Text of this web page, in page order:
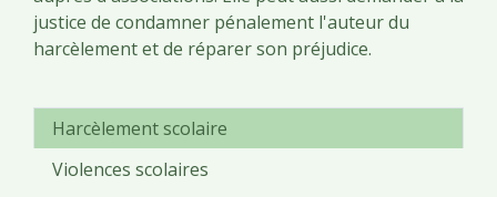
justice de condamner pénalement l'auteur du
harcèlement et de réparer son préjudice.
Harcèlement scolaire
Violences scolaires